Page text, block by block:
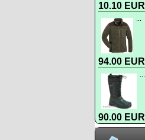
10.10 EUR
94.00 EUR
90.00 EUR